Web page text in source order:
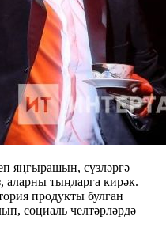
яңгырашын, сүзләргә
аларны тыңларга кирәк.
продукты булган
социаль челтәрләрдә